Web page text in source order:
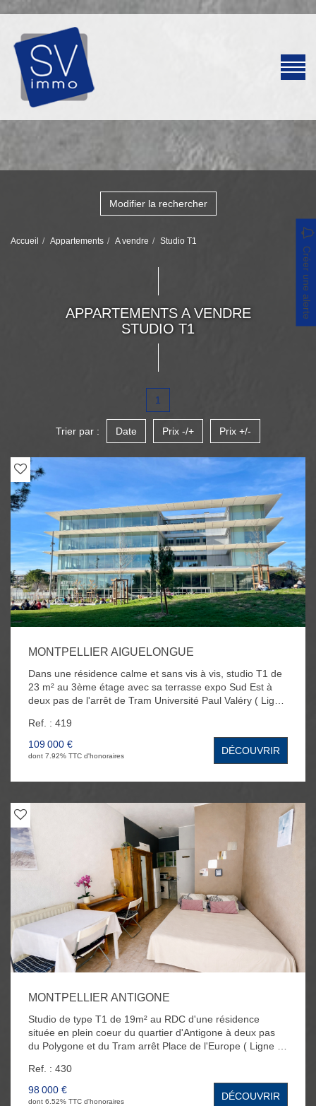
Modifier la rechercher
Accueil Appartements A vendre Studio T1
APPARTEMENTS A VENDRE
STUDIO T1
Créer une alerte
1
Trier par : Date Prix -/+ Prix +/-
MONTPELLIER AIGUELONGUE
Dans une résidence calme et sans vis à vis, studio T1 de
23 m² au 3ème étage avec sa terrasse expo Sud Est à
deux pas de l'arrêt de Tram Université Paul Valéry ( Ligne
très lumineuse avec une cuisine américaine aménagée
récente et d'une salle d'eau avec WC. Une place de
parking en extérieur et une cave au RDC complète ce
Ref. : 419
109 000 €
dont 7.92% TTC d'honoraires DÉCOUVRIR
MONTPELLIER ANTIGONE
Studio de type T1 de 19m² au RDC d'une résidence
située en plein coeur du quartier d'Antigone à deux pas
du Polygone et du Tram arrêt Place de l'Europe ( Ligne 1
expo Est avec sa cuisine américaine aménagée, et d'une
salle d'eau avec WC. Vous bénéficierez également de
volets électriques et d'une cave au sous-sol. Idéal
Ref. : 430
98 000 €
dont 6.52% TTC d'honoraires DÉCOUVRIR